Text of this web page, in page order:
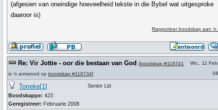
(afgesien van oneindige hoeveelheid tekste in die Bybel wat uitgesproke
daaroor is)
Rapporteer boodskap aan 'n
Re: Vir Jottie - oor die bestaan van God [boodskap #118741
is 'n antwoord op boodskap #118734]
Wo., 11
Torreke[1]
Boodskappe: 423
Geregistreer: Februarie 2008
Senior Lid